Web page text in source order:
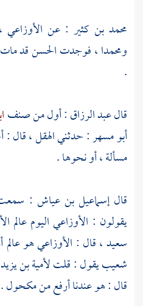
محمد بن كثير : عن الأوزاعي
ومحمدا، فوجدتالحسنقد
.
قالعبد الرزاق: أول من صنف
أبو مسهر: حدثنيالهقل، قال
مسألة ، أو نحوها .
قالإسماعيل بن عياش : سمعت
يقولون : الأوزاعياليوم عالم
سعيد، قال : الأوزاعيهو
شعيبيقول : قلتلأمية بن يزيد
قال : هو عندنا أرفع منمكحول.